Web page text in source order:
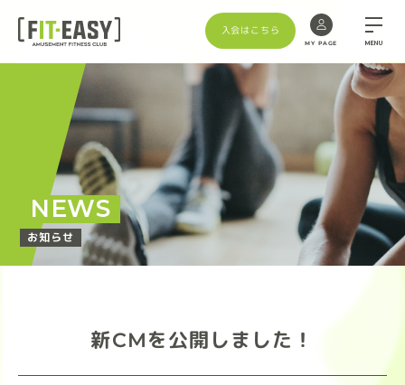
入会はこちら
MY PAGE MENU
NEWS
お知らせ
新CMを公開しました！